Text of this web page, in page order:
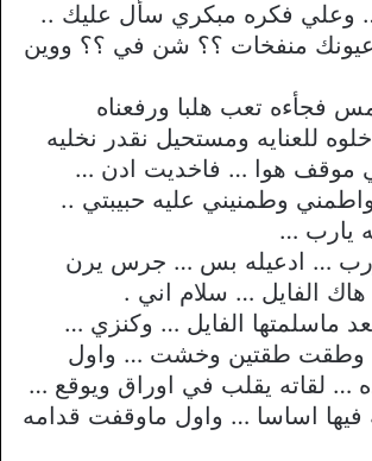
وعلي فكره مبكري سأل عليك ..
منفخات ؟؟ شن في ؟؟ ووين
فجأءه تعب هلبا ورفعناه
للعنايه ومستحيل نقدر نخليه
موقف هوا … فاخديت ادن …
وطمنيني عليه حبيبتي ..
يارب …
… ادعيله بس … جرس يرن
الفايل … سلام اني .
ماسلمتها الفايل … وكنزي …
وطقت طقتين وخشت … واول
… لقاته يقلب في اوراق ويوقع …
فيها اساسا … واول ماوقفت قدامه